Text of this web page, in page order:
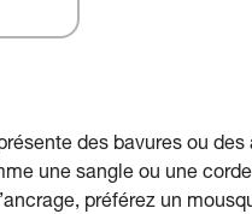
des bavures ou
une sangle ou une
préférez un